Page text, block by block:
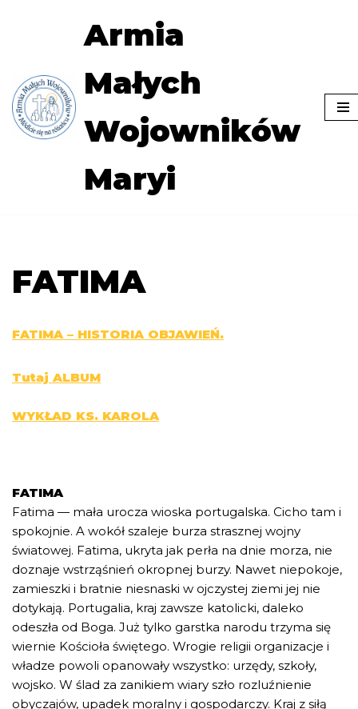
treści
Armia
Małych
Wojowników
Maryi
FATIMA
FATIMA – HISTORIA OBJAWIEŃ.
Tutaj ALBUM
WYKŁAD KS. KAROLA
FATIMA
Fatima — mała urocza wioska portugalska. Cicho tam i
spokojnie. A wokół szaleje burza strasznej wojny
światowej. Fatima, ukryta jak perła na dnie morza, nie
doznaje wstrząśnień okropnej burzy. Nawet niepokoje,
zamieszki i bratnie niesnaski w ojczystej ziemi jej nie
dotykają. Portugalia, kraj zawsze katolicki, daleko
odeszła od Boga. Już tylko garstka narodu trzyma się
wiernie Kościoła świętego. Wrogie religii organizacje i
władze powoli opanowały wszystko: urzędy, szkoły,
wojsko. W ślad za zanikiem wiary szło rozluźnienie
obyczajów, upadek moralny i gospodarczy. Kraj z siłą